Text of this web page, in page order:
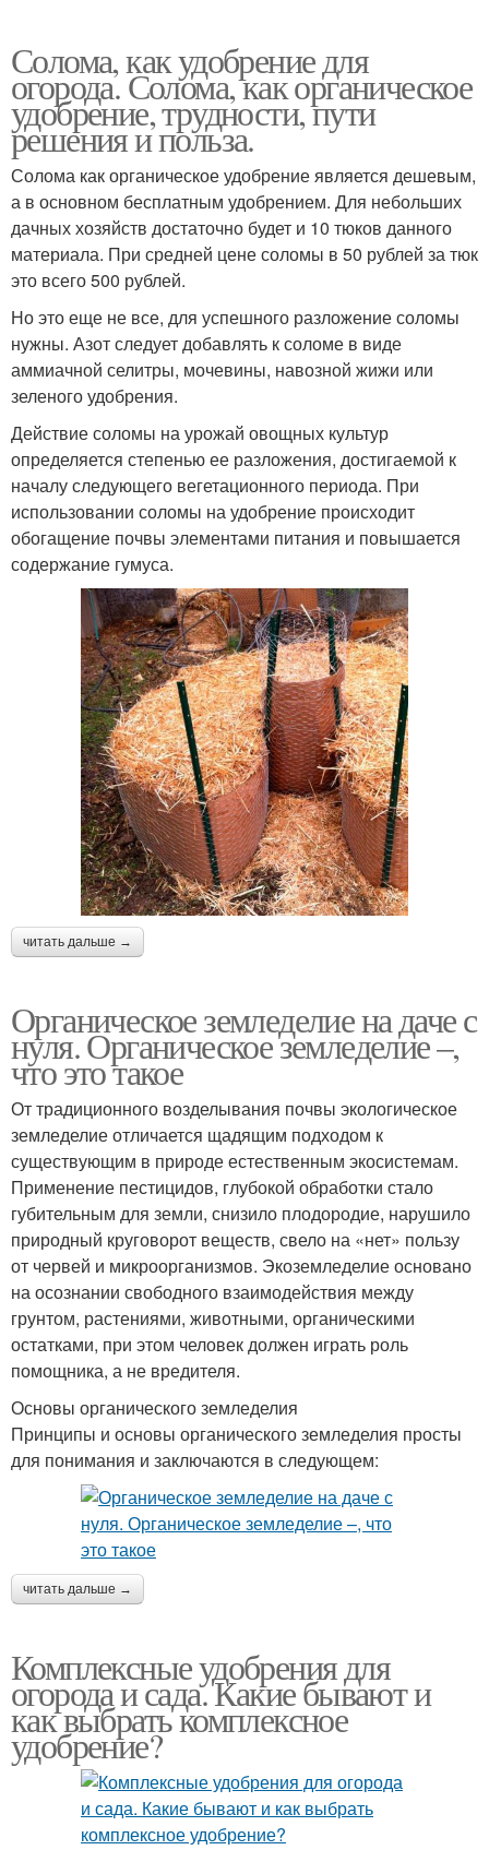
Солома, как удобрение для
огорода. Солома, как органическое
удобрение, трудности, пути
решения и польза.
Солома как органическое удобрение является дешевым,
а в основном бесплатным удобрением. Для небольших
дачных хозяйств достаточно будет и 10 тюков данного
материала. При средней цене соломы в 50 рублей за тюк
это всего 500 рублей.
Но это еще не все, для успешного разложение соломы
нужны. Азот следует добавлять к соломе в виде
аммиачной селитры, мочевины, навозной жижи или
зеленого удобрения.
Действие соломы на урожай овощных культур
определяется степенью ее разложения, достигаемой к
началу следующего вегетационного периода. При
использовании соломы на удобрение происходит
обогащение почвы элементами питания и повышается
содержание гумуса.
читать дальше →
Органическое земледелие на даче с
нуля. Органическое земледелие –,
что это такое
От традиционного возделывания почвы экологическое
земледелие отличается щадящим подходом к
существующим в природе естественным экосистемам.
Применение пестицидов, глубокой обработки стало
губительным для земли, снизило плодородие, нарушило
природный круговорот веществ, свело на «нет» пользу
от червей и микроорганизмов. Экоземледелие основано
на осознании свободного взаимодействия между
грунтом, растениями, животными, органическими
остатками, при этом человек должен играть роль
помощника, а не вредителя.
Основы органического земледелия
Принципы и основы органического земледелия просты
для понимания и заключаются в следующем:
читать дальше →
Комплексные удобрения для
огорода и сада. Какие бывают и
как выбрать комплексное
удобрение?